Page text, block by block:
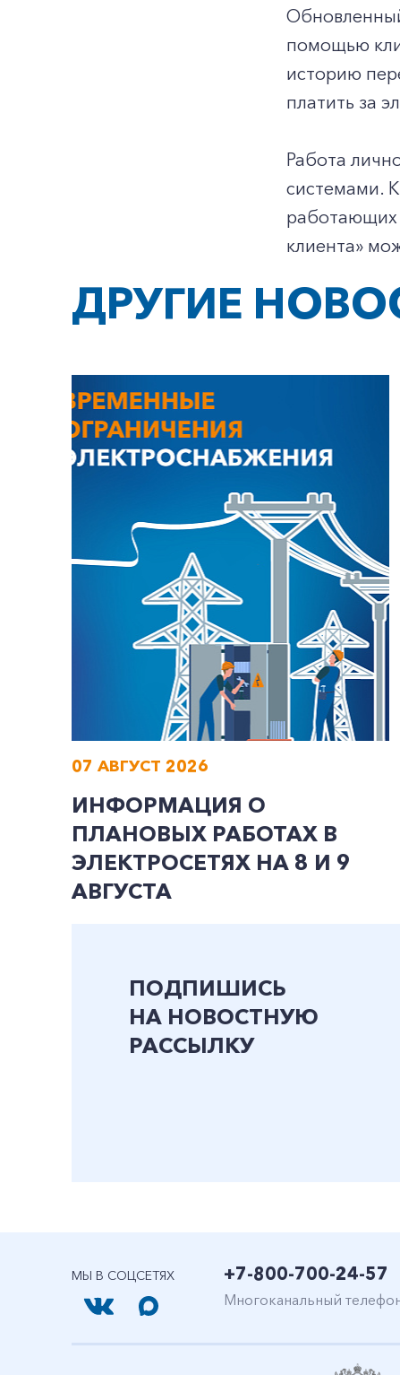
помощью
историю
платить за
Работа
системами.
работающих
клиента»
ДРУГИЕ
07 АВГУСТ 2026
ИНФОРМАЦИЯ О
ПЛАНОВЫХ РАБОТАХ В
ЭЛЕКТРОСЕТЯХ НА 8 И 9
АВГУСТА
ПОДПИШИСЬ
НА НОВОСТНУЮ
РАССЫЛКУ
МЫ В СОЦСЕТЯХ +7-800-700-24-57
Многоканальный